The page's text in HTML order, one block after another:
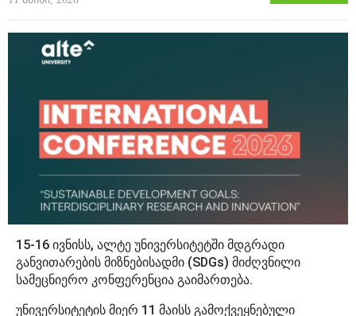
15-16 ივნისს, ალტე უნივერსიტეტში მდგრადი
განვითარების მიზნებისადმი (SDGs) მიძღვნილი
სამეცნიერო კონფერენცია გაიმართება.
უნივერსიტეტის მიერ 11 მაისს გამოქვეყნებული